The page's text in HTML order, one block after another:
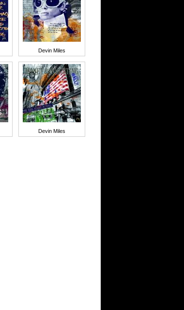
Devin Miles
Devin Miles